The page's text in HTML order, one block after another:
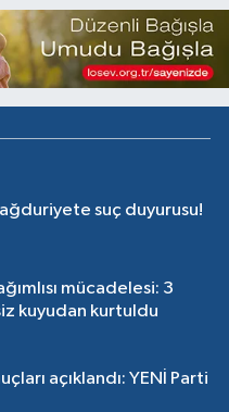
suç duyurusu!
mücadelesi: 3
kuyudan kurtuldu
açıklandı: YENİ Parti